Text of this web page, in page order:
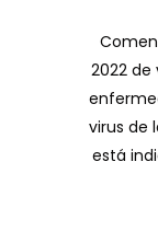
2022
virus de
está